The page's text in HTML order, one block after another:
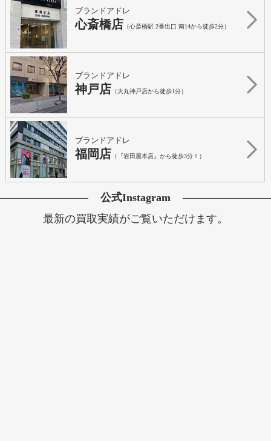
ブランドアドレ
心斎橋店 （心斎橋駅 2番出口 南14から徒歩2分）
ブランドアドレ
神戸店 （大丸神戸店から徒歩1分）
ブランドアドレ
福岡店 （『岩田屋本店』から徒歩3分！）
公式Instagram
最新の買取実績がご覧いただけます。